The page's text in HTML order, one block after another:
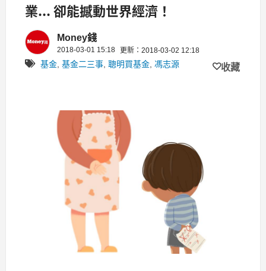
業... 卻能撼動世界經濟！
Money錢
2018-03-01 15:18 更新：2018-03-02 12:18
基金 基金二三事 聰明買基金 馮志源 收藏